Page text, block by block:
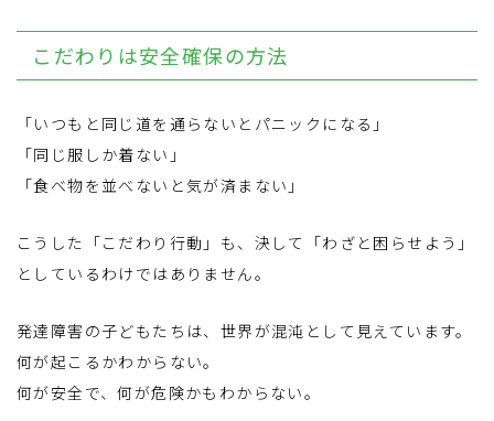
こだわりは安全確保の方法
「いつもと同じ道を通らないとパニックになる」
「同じ服しか着ない」
「食べ物を並べないと気が済まない」
こうした「こだわり行動」も、決して「わざと困らせよう」
としているわけではありません。
発達障害の子どもたちは、世界が混沌として見えています。
何が起こるかわからない。
何が安全で、何が危険かもわからない。